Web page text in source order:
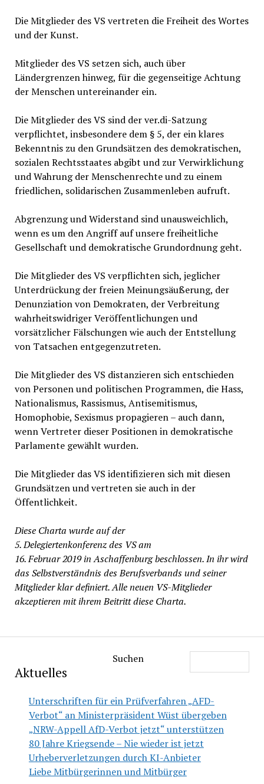
Die Mitglieder des VS vertreten die Freiheit des Wortes
und der Kunst.
Mitglieder des VS setzen sich, auch über
Ländergrenzen hinweg, für die gegenseitige Achtung
der Menschen untereinander ein.
Die Mitglieder des VS sind der ver.di-Satzung
verpflichtet, insbesondere dem § 5, der ein klares
Bekenntnis zu den Grundsätzen des demokratischen,
sozialen Rechtsstaates abgibt und zur Verwirklichung
und Wahrung der Menschenrechte und zu einem
friedlichen, solidarischen Zusammenleben aufruft.
Abgrenzung und Widerstand sind unausweichlich,
wenn es um den Angriff auf unsere freiheitliche
Gesellschaft und demokratische Grundordnung geht.
Die Mitglieder des VS verpflichten sich, jeglicher
Unterdrückung der freien Meinungsäußerung, der
Denunziation von Demokraten, der Verbreitung
wahrheitswidriger Veröffentlichungen und
vorsätzlicher Fälschungen wie auch der Entstellung
von Tatsachen entgegenzutreten.
Die Mitglieder des VS distanzieren sich entschieden
von Personen und politischen Programmen, die Hass,
Nationalismus, Rassismus, Antisemitismus,
Homophobie, Sexismus propagieren – auch dann,
wenn Vertreter dieser Positionen in demokratische
Parlamente gewählt wurden.
Die Mitglieder das VS identifizieren sich mit diesen
Grundsätzen und vertreten sie auch in der
Öffentlichkeit.
Diese Charta wurde auf der
5. Delegiertenkonferenz des VS am
16. Februar 2019 in Aschaffenburg beschlossen. In ihr wird
das Selbstverständnis des Berufsverbands und seiner
Mitglieder klar definiert. Alle neuen VS-Mitglieder
akzeptieren mit ihrem Beitritt diese Charta.
Suchen
Aktuelles
Unterschriften für ein Prüfverfahren „AFD-
Verbot“ an Ministerpräsident Wüst übergeben
„NRW-Appell AfD-Verbot jetzt“ unterstützen
80 Jahre Kriegsende – Nie wieder ist jetzt
Urheberverletzungen durch KI-Anbieter
Liebe Mitbürgerinnen und Mitbürger